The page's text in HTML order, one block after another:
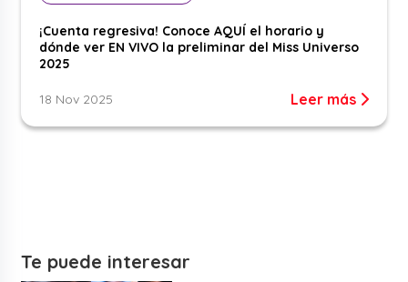
¡Cuenta regresiva! Conoce AQUÍ el horario y
dónde ver EN VIVO la preliminar del Miss Universo
2025
18 Nov 2025 Leer más
Te puede interesar